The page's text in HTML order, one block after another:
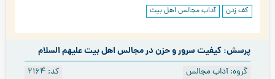
کف زدن آداب مجالس اهل بیت
پرسش: كیفیت سرور و حزن در مجالس اهل بیت علیهم السلام
کد: 2164 گروه: آداب مجالس